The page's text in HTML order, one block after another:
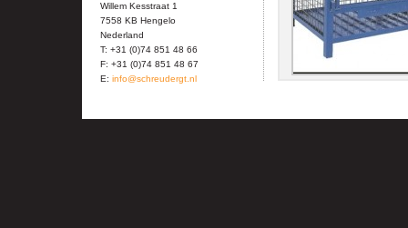
Willem Kesstraat 1
7558 KB Hengelo
Nederland
T: +31 (0)74 851 48 66
F: +31 (0)74 851 48 67
E: info@schreudergt.nl